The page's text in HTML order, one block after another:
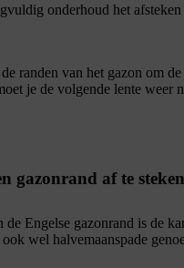
onderhoud het
randen van het gazon om
je de volgende lente
gazonrand af te
Engelse gazonrand is de
wel halvemaanspade